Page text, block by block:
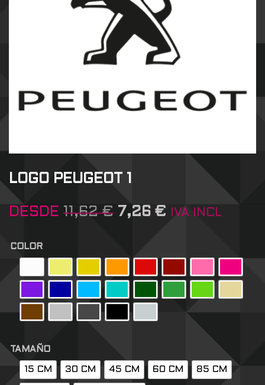
LOGO PEUGEOT 1
DESDE 11,62€ 7,26 € IVA INCL
COLOR
TAMAÑO
15 CM 30 CM 45 CM 60 CM 85 CM